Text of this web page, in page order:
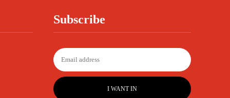
Subscribe
I WANT IN